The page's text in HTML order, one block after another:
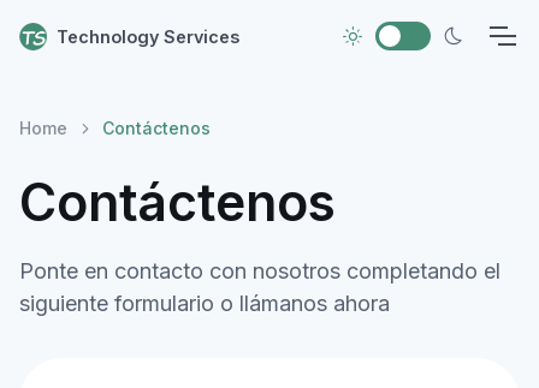
Technology Services
Home Contáctenos
Contáctenos
Ponte en contacto con nosotros completando el
siguiente formulario o llámanos ahora